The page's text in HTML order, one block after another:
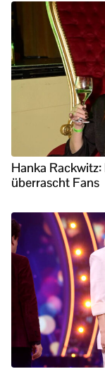
Hanka
überrascht Fans